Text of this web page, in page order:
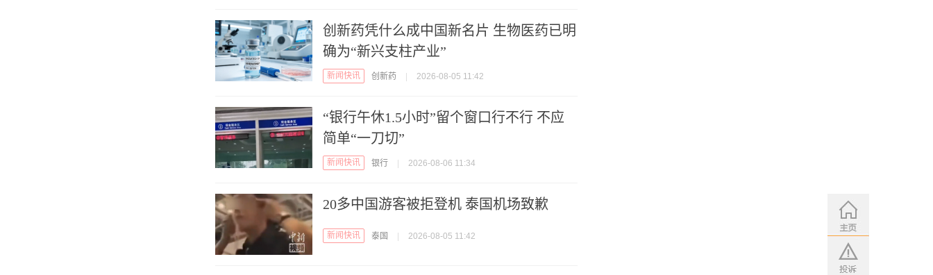
创新药凭什么成中国新名片 生物医药已明
确为“新兴支柱产业”
新闻快讯 创新药 2026-08-05 11:42
“银行午休1.5小时”留个窗口行不行 不应
简单“一刀切”
新闻快讯 银行 2026-08-06 11:34
20多中国游客被拒登机 泰国机场致歉
新闻快讯 泰国 2026-08-05 11:42